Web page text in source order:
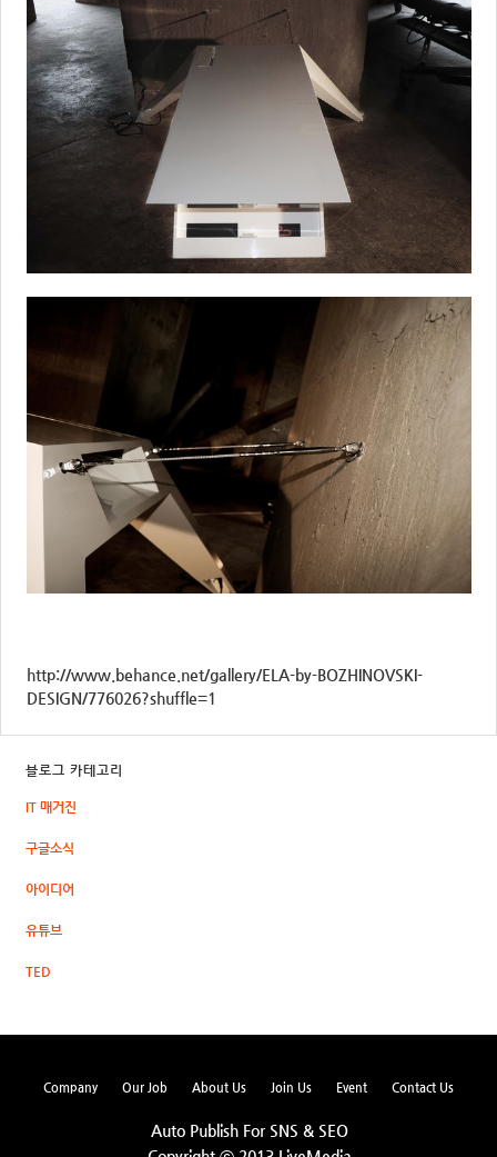
http://www.behance.net/gallery/ELA-by-BOZHINOVSKI-
DESIGN/776026?shuffle=1
블로그 카테고리
IT 매거진
구글소식
아이디어
유튜브
TED
Company Our Job About Us Join Us Event Contact Us
Auto Publish For SNS & SEO